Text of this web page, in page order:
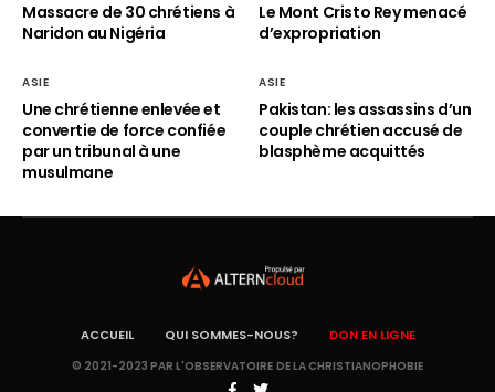
Massacre de 30 chrétiens à
Naridon au Nigéria
Le Mont Cristo Rey menacé
d’expropriation
ASIE
Une chrétienne enlevée et
convertie de force confiée
par un tribunal à une
musulmane
ASIE
Pakistan: les assassins d’un
couple chrétien accusé de
blasphème acquittés
ACCUEIL QUI SOMMES-NOUS? DON EN LIGNE
© 2021-2023 PAR L'OBSERVATOIRE DE LA CHRISTIANOPHOBIE